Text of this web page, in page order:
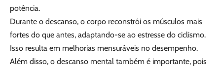
potência.
Durante o descanso, o corpo reconstrói os músculos mais
fortes do que antes, adaptando-se ao estresse do ciclismo.
Isso resulta em melhorias mensuráveis ​​no desempenho.
Além disso, o descanso mental também é importante, pois